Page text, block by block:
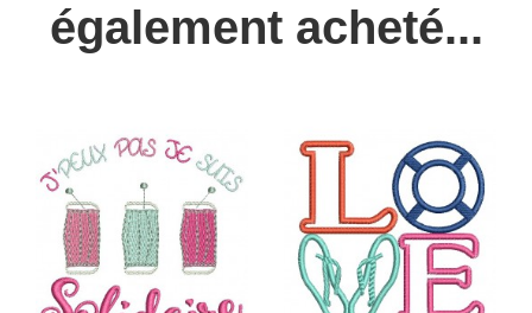
également acheté...